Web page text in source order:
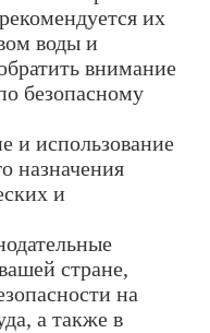
их
воды и
внимание
безопасному
и использование
назначения
и
стране,
на
а также в